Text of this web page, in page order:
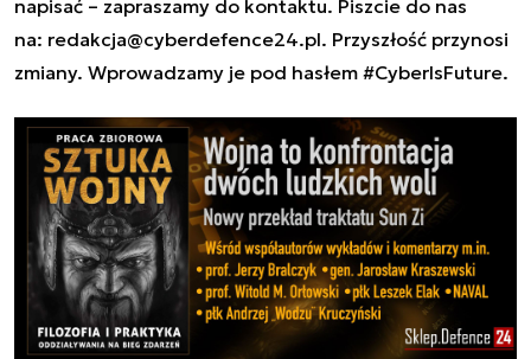
napisać – zapraszamy do kontaktu. Piszcie do nas
na: redakcja@cyberdefence24.pl. Przyszłość przynosi
zmiany. Wprowadzamy je pod hasłem #CyberIsFuture.